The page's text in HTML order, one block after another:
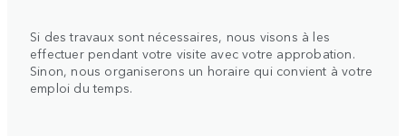
Si des travaux sont nécessaires, nous visons à les
effectuer pendant votre visite avec votre approbation.
Sinon, nous organiserons un horaire qui convient à votre
emploi du temps.